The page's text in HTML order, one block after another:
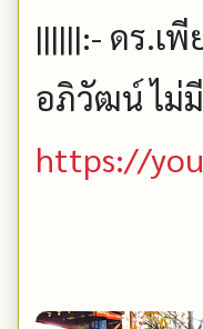
||||||:- ดร.เ
อภิวัฒน์ ไม่
https://